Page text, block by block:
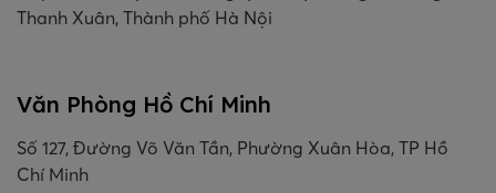
Thanh Xuân, Thành phố Hà Nội
Văn Phòng Hồ Chí Minh
Số 127, Đường Võ Văn Tần, Phường Xuân Hòa, TP Hồ
Chí Minh